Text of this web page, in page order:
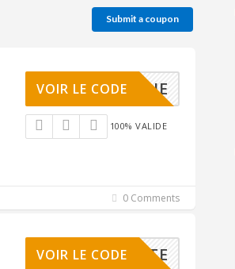
Submit a coupon
IENVENUE
VOIR LE CODE
100% VALIDE
0 Comments
COUVERTE
VOIR LE CODE